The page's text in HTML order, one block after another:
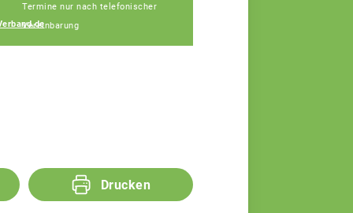
Termine nur nach telefonischer
Vereinbarung
Drucken